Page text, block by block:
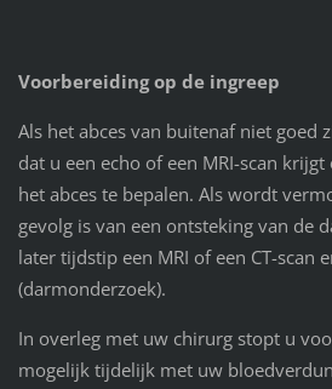
Voorbereiding op de ingreep
Als het abces van buitenaf niet goed
dat u een echo of een MRI-scan
het abces te bepalen. Als wordt
gevolg is van een ontsteking van de
later tijdstip een MRI of een CT-scan
(darmonderzoek).
In overleg met uw chirurg stopt u
mogelijk tijdelijk met uw